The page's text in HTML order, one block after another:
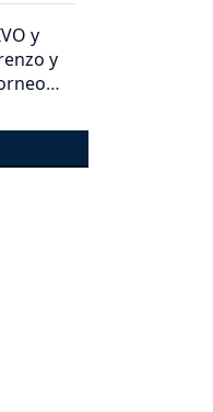
y
y